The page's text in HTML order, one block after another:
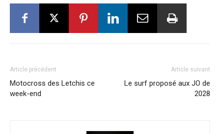
Article précédent
Motocross des Letchis ce
week-end
Article suivant
Le surf proposé aux JO de
2028